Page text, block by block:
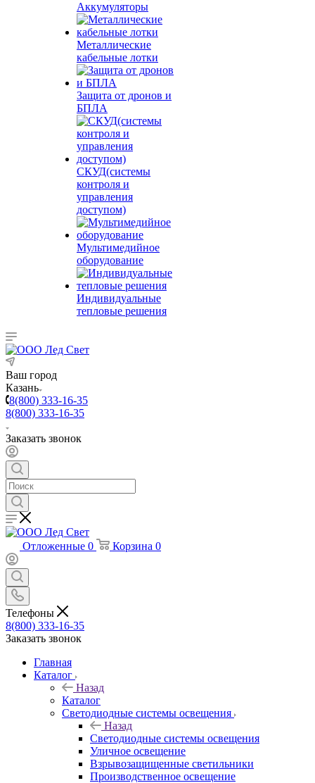
Аккумуляторы
Металлические
кабельные лотки
Защита от дронов и
БПЛА
СКУД(системы
контроля и
управления
доступом)
Мультимедийное
оборудование
Индивидуальные
тепловые решения
Ваш город
Казань
8(800) 333-16-35
8(800) 333-16-35
Заказать звонок
Отложенные 0 Корзина 0
Телефоны
8(800) 333-16-35
Заказать звонок
Главная
Каталог
Назад
Каталог
Светодиодные системы освещения
Назад
Светодиодные системы освещения
Уличное освещение
Взрывозащищенные светильники
Производственное освещение